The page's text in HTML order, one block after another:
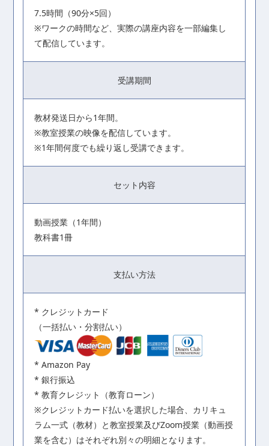
7.5時間（90分×5回）
※ワークの時間など、実際の講座内容を一部編集し
て配信しています。
受講期間
教材発送日から1年間。
※教室授業の映像を配信しています。
※1年間何度でも繰り返し受講できます。
セット内容
動画授業（1年間）
教科書1冊
支払い方法
* クレジットカード
（一括払い・分割払い）
* Amazon Pay
* 銀行振込
* 教育クレジット（教育ローン）
※クレジットカード払いを選択した場合、カリキュ
ラム一式（教材）と教室授業及びZoom授業（動画授
業を含む）はそれぞれ別々の明細となります。